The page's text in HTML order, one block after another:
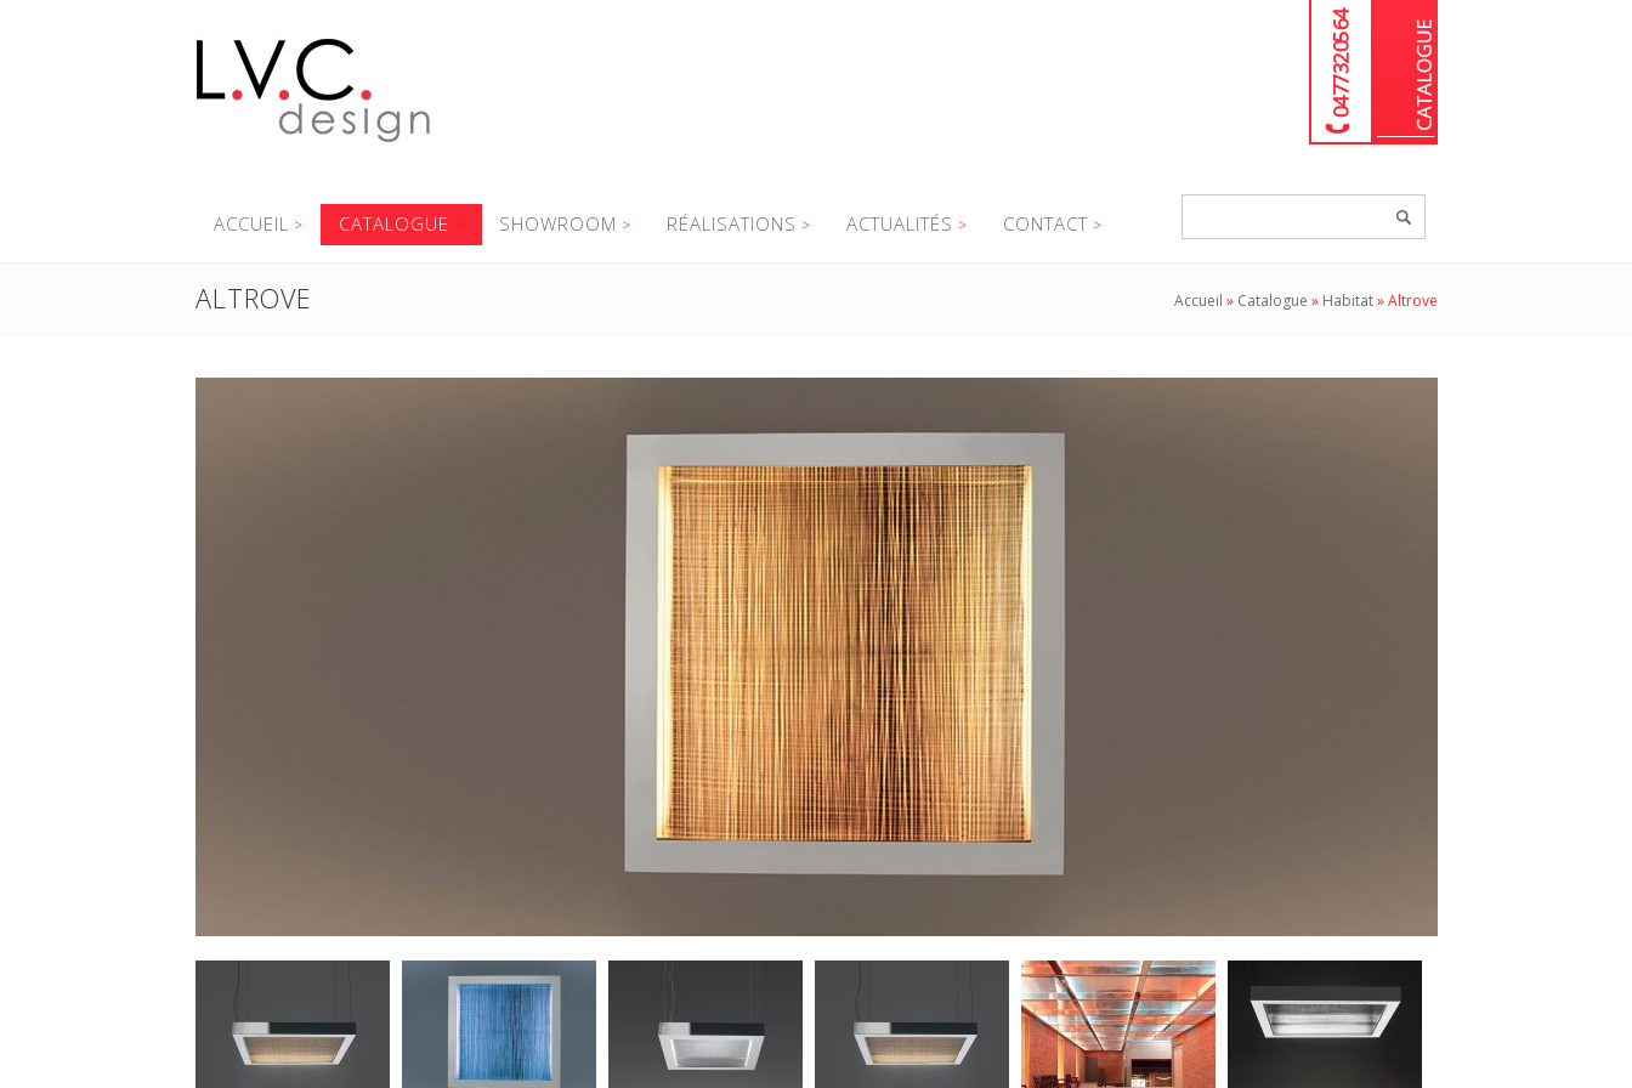
04 77 32 05 64
ACCUEIL CATALOGUE SHOWROOM RÉALISATIONS ACTUALITÉS CONTACT
ALTROVE Accueil » Catalogue » Habitat»Altrove